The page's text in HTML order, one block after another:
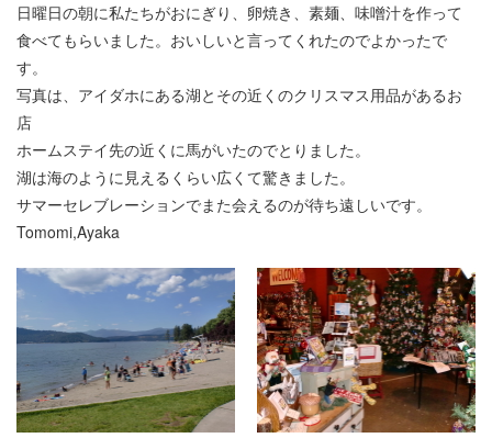
日曜日の朝に私たちがおにぎり、卵焼き、素麺、味噌汁を作って
食べてもらいました。おいしいと言ってくれたのでよかったで
す。
写真は、アイダホにある湖とその近くのクリスマス用品があるお
店
ホームステイ先の近くに馬がいたのでとりました。
湖は海のように見えるくらい広くて驚きました。
サマーセレブレーションでまた会えるのが待ち遠しいです。
Tomomi,Ayaka